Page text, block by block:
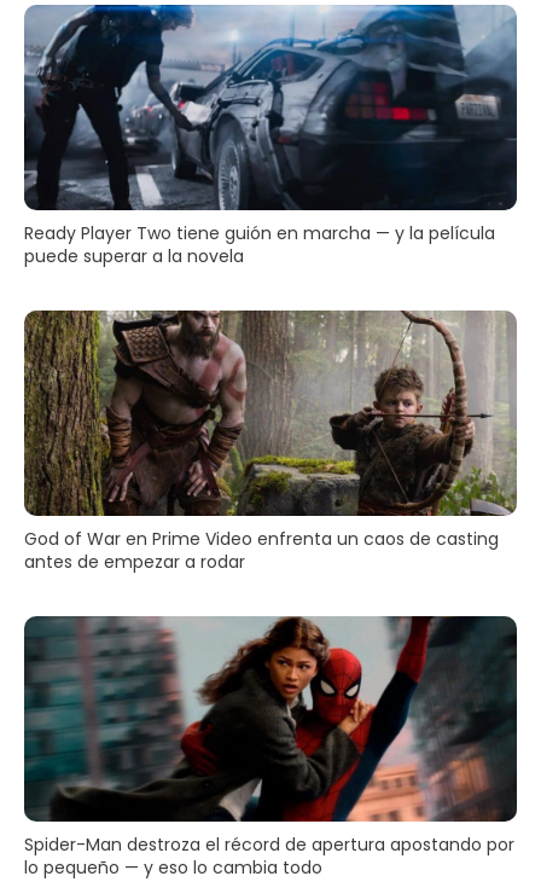
Ready Player Two tiene guión en marcha — y la película
puede superar a la novela
God of War en Prime Video enfrenta un caos de casting
antes de empezar a rodar
Spider-Man destroza el récord de apertura apostando por
lo pequeño — y eso lo cambia todo